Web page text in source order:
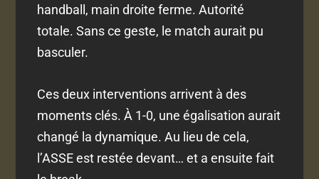
handball, main droite ferme. Autorité
totale. Sans ce geste, le match aurait pu
basculer.
Ces deux interventions arrivent à des
moments clés. À 1-0, une égalisation aurait
changé la dynamique. Au lieu de cela,
l’ASSE est restée devant… et a ensuite fait